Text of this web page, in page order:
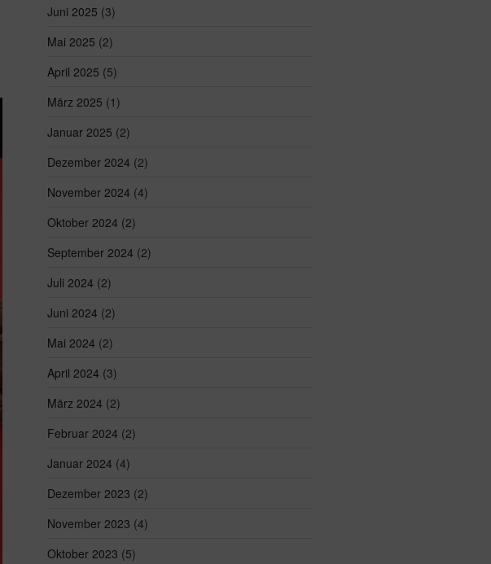
Juni 2025 (3)
Mai 2025 (2)
April 2025 (5)
März 2025 (1)
Januar 2025 (2)
Dezember 2024 (2)
November 2024 (4)
Oktober 2024 (2)
September 2024 (2)
Juli 2024 (2)
Juni 2024 (2)
Mai 2024 (2)
April 2024 (3)
März 2024 (2)
Februar 2024 (2)
Januar 2024 (4)
Dezember 2023 (2)
November 2023 (4)
Oktober 2023 (5)